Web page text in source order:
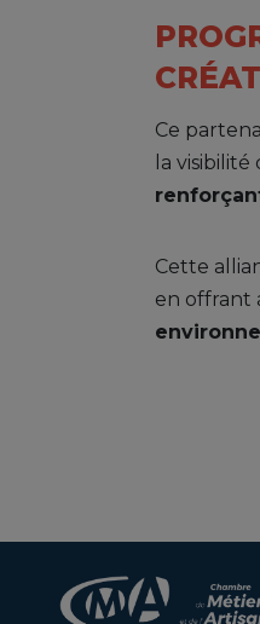
Ce
la
Cette
en offrant